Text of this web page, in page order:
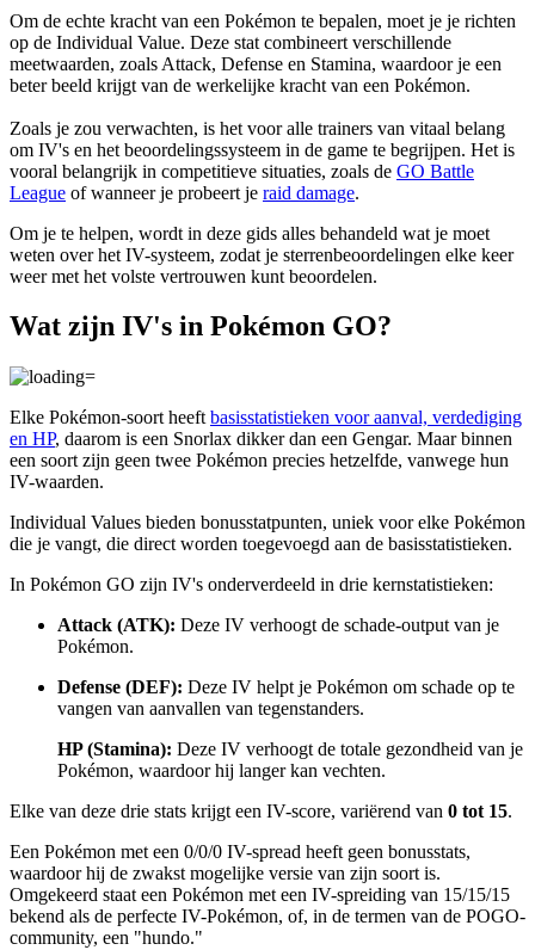
Om de echte kracht van een Pokémon te bepalen, moet je je richten
op de Individual Value. Deze stat combineert verschillende
meetwaarden, zoals Attack, Defense en Stamina, waardoor je een
beter beeld krijgt van de werkelijke kracht van een Pokémon.
Zoals je zou verwachten, is het voor alle trainers van vitaal belang
om IV's en het beoordelingssysteem in de game te begrijpen. Het is
vooral belangrijk in competitieve situaties, zoals de GO Battle
League of wanneer je probeert je raid damage.
Om je te helpen, wordt in deze gids alles behandeld wat je moet
weten over het IV-systeem, zodat je sterrenbeoordelingen elke keer
weer met het volste vertrouwen kunt beoordelen.
Wat zijn IV's in Pokémon GO?
Elke Pokémon-soort heeft basisstatistieken voor aanval, verdediging
en HP, daarom is een Snorlax dikker dan een Gengar. Maar binnen
een soort zijn geen twee Pokémon precies hetzelfde, vanwege hun
IV-waarden.
Individual Values bieden bonusstatpunten, uniek voor elke Pokémon
die je vangt, die direct worden toegevoegd aan de basisstatistieken.
In Pokémon GO zijn IV's onderverdeeld in drie kernstatistieken:
Attack (ATK): Deze IV verhoogt de schade-output van je
Pokémon.
Defense (DEF): Deze IV helpt je Pokémon om schade op te
vangen van aanvallen van tegenstanders.
HP (Stamina): Deze IV verhoogt de totale gezondheid van je
Pokémon, waardoor hij langer kan vechten.
Elke van deze drie stats krijgt een IV-score, variërend van 0 tot 15.
Een Pokémon met een 0/0/0 IV-spread heeft geen bonusstats,
waardoor hij de zwakst mogelijke versie van zijn soort is.
Omgekeerd staat een Pokémon met een IV-spreiding van 15/15/15
bekend als de perfecte IV-Pokémon, of, in de termen van de POGO-
community, een "hundo."